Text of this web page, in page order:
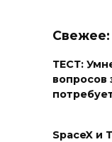
Свежее:
ТЕСТ:
вопросов
SpaceX и